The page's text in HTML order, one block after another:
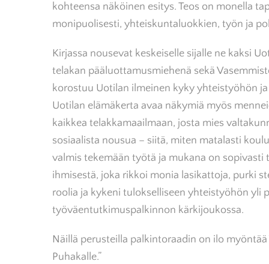
kohteensa näköinen esitys. Teos on monella
monipuolisesti, yhteiskuntaluokkien, työn ja
Kirjassa nousevat keskeiselle sijalle ne kaksi
telakan pääluottamusmiehenä sekä
korostuu Uotilan ilmeinen kyky yhteistyöhön
Uotilan elämäkerta avaa näkymiä myös
kaikkea telakkamaailmaan, josta mies
sosiaalista nousua – siitä, miten matalasti
valmis tekemään työtä ja mukana on
ihmisestä, joka rikkoi monia lasikattoja, purki
roolia ja kykeni tulokselliseen yhteistyöhön yli
työväentutkimuspalkinnon kärkijoukossa.
Näillä perusteilla palkintoraadin on ilo
Puhakalle.”